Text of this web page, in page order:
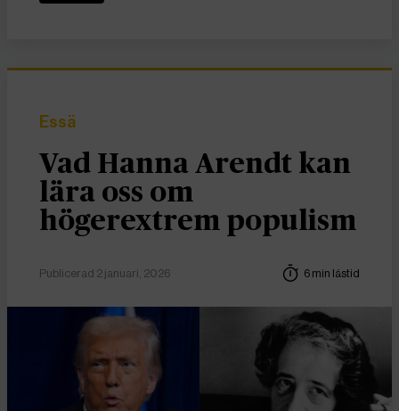
Essä
Vad Hanna Arendt kan
lära oss om
högerextrem populism
Publicerad 2 januari, 2026 6 min lästid